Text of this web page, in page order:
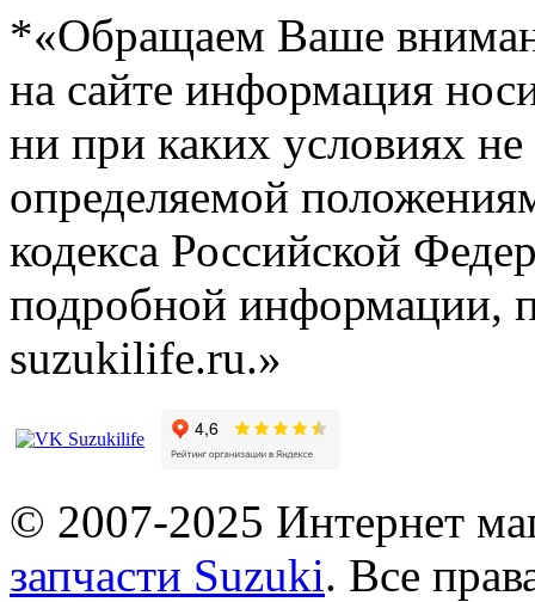
*«Обращаем Ваше
на сайте информация
ни при каких условиях
определяемой
кодекса Российской
подробной информации,
suzukilife.ru.»
© 2007-2025 Интернет
запчасти Suzuki. Все